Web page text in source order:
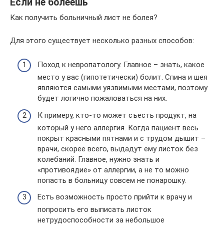
Как получить больничный лист не болея?
Для этого существует несколько разных способов:
Поход к невропатологу. Главное – знать, какое
место у вас (гипотетически) болит. Спина и шея
являются самыми уязвимыми местами, поэтому
будет логично пожаловаться на них.
К примеру, кто-то может съесть продукт, на
который у него аллергия. Когда пациент весь
покрыт красными пятнами и с трудом дышит –
врачи, скорее всего, выдадут ему листок без
колебаний. Главное, нужно знать и
«противоядие» от аллергии, а не то можно
попасть в больницу совсем не понарошку.
Есть возможность просто прийти к врачу и
попросить его выписать листок
нетрудоспособности за небольшое